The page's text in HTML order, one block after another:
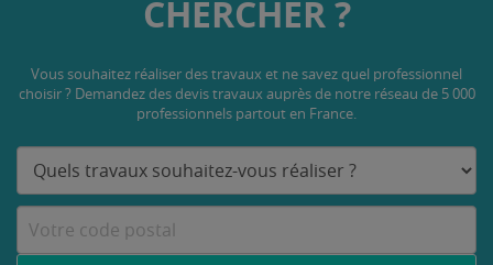
CHERCHER ?
Vous souhaitez réaliser des travaux et ne savez quel professionnel
choisir ? Demandez des devis travaux auprès de notre réseau de 5 000
professionnels partout en France.